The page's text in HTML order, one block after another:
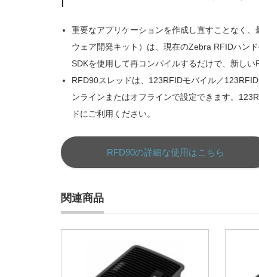
重要なアプリケーションを作成し直すことなく
ウェア開発キット）は、現在のZebra RFIDハン
SDKを使用して再コンパイルするだけで、新しい
RFD90スレッドは、123RFIDモバイル／
ンラインまたはオフラインで設定できます。
ドにご利用ください。
RFD90の詳細な使用はこちら
関連商品